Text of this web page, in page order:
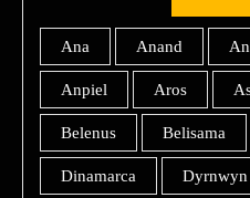
Ana Anand
Anpiel Aros
Belenus Belisama
Dinamarca Dyrnwyn